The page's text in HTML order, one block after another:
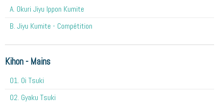
A. Okuri Jiyu Ippon Kumite
B. Jiyu Kumite - Compétition
Kihon - Mains
O1. Oi Tsuki
02. Gyaku Tsuki